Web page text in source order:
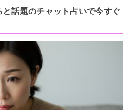
話題のチャット占いで今すぐ